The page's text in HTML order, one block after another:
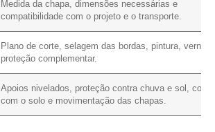
Medida da chapa, dimensões necessárias e
compatibilidade com o projeto e o transporte.
Plano de corte, selagem das bordas, pintura, verniz
proteção complementar.
Apoios nivelados, proteção contra chuva e sol,
com o solo e movimentação das chapas.